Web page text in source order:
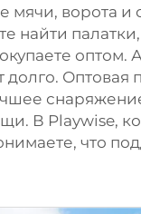
ворота и
найти
оптом.
долго. Оптовая
В Playwise,
что